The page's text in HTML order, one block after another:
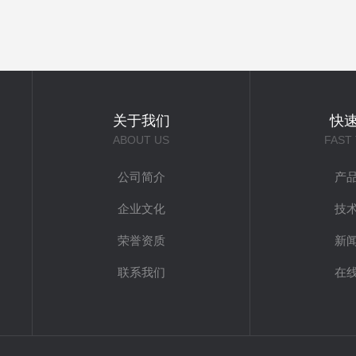
关于我们
ABOUT US
公司简介
企业文化
荣誉资质
联系我们
快
FAST
产
技
新
在